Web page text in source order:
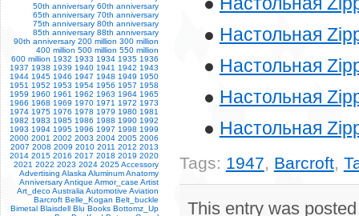
Настольная
Настольная
Настольная
Настольная
Tags: 1947, Barcroft,
This entry was
50th anniversary 60th anniversary
65th anniversary 70th anniversary
75th anniversary 80th anniversary
85th anniversary 88th anniversary
90th anniversary 200 million 300 million
400 million 500 million 550 million
600 million 1932 1933 1934 1935 1936
1937 1938 1939 1940 1941 1942 1943
1944 1945 1946 1947 1948 1949 1950
1951 1952 1953 1954 1956 1957 1958
1959 1960 1961 1962 1963 1964 1965
1966 1968 1969 1970 1971 1972 1973
1974 1975 1976 1978 1979 1980 1981
1982 1983 1985 1986 1988 1990 1992
1993 1994 1995 1996 1997 1998 1999
2000 2001 2002 2003 2004 2005 2006
2007 2008 2009 2010 2011 2012 2013
2014 2015 2016 2017 2018 2019 2020
2021 2022 2023 2024 2025Accessory
Advertising Alaska AluminumAnatomy
AnniversaryAntique Armor_case Artist
Art_decoAustralia Automotive Aviation
Barcroft Belle_Kogan Belt_buckle
Bimetal Blaisdell Blu Books Bottomz_Up